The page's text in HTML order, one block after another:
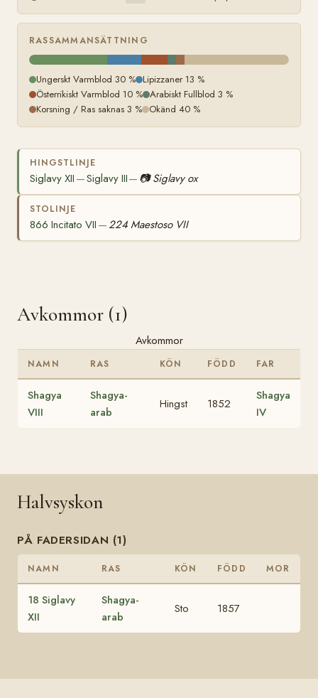
RASSAMMANSÄTTNING
Ungerskt Varmblod 30 % Lipizzaner 13 %
Österrikiskt Varmblod 10 % Arabiskt Fullblod 3 %
Korsning / Ras saknas 3 % Okänd 40 %
HINGSTLINJE
Siglavy XII —Siglavy III— 📷 Siglavy ox
STOLINJE
866 Incitato VII —224 Maestoso VII
Avkommor (1)
Avkommor
NAMN RAS KÖN FÖDD FAR
Shagya
VIII
Shagya-
arab
Hingst 1852
Shagya
IV
Halvsyskon
PÅ FADERSIDAN (1)
NAMN RAS KÖN FÖDD MOR
18 Siglavy
XII
Shagya-
arab
Sto 1857